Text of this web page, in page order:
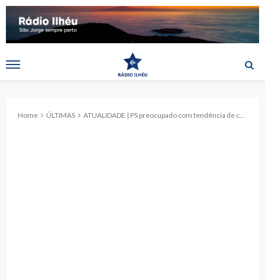
Home ÚLTIMAS ATUALIDADE | PS preocupado com tendência de crescimento do desemprego nos Açores